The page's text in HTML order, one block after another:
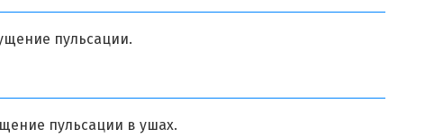
пульсации.
пульсации в ушах.